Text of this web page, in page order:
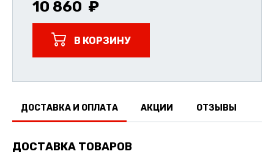
10 860
В КОРЗИНУ
ДОСТАВКА И ОПЛАТА АКЦИИ ОТЗЫВЫ
ДОСТАВКА ТОВАРОВ